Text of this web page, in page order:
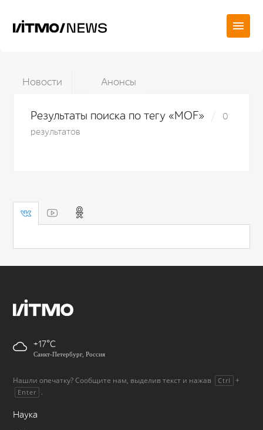
Новости Анонсы
Результаты поиска по тегу «MOF»
0
результатов
+17
Санкт-Петербург, Россия
Нашли опечатку? Сообщите нам, выделив текст и нажав Ctrl +
Enter .
Наука